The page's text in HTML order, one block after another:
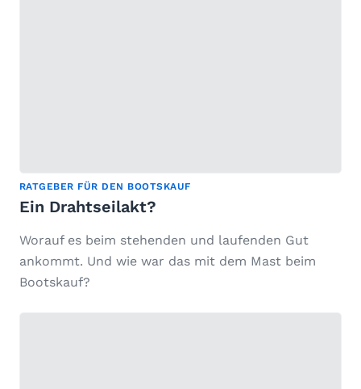
RATGEBER FÜR DEN BOOTSKAUF
Ein Drahtseilakt?
Worauf es beim stehenden und laufenden Gut
ankommt. Und wie war das mit dem Mast beim
Bootskauf?